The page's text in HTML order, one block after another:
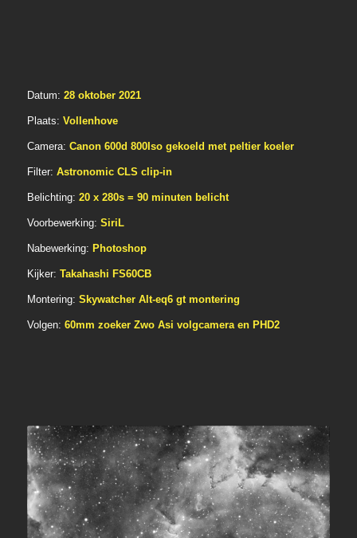
Datum: 28 oktober 2021
Plaats: Vollenhove
Camera: Canon 600d 800Iso gekoeld met peltier koeler
Filter: Astronomic CLS clip-in
Belichting: 20 x 280s = 90 minuten belicht
Voorbewerking: SiriL
Nabewerking: Photoshop
Kijker: Takahashi FS60CB
Montering: Skywatcher Alt-eq6 gt montering
Volgen: 60mm zoeker Zwo Asi volgcamera en PHD2